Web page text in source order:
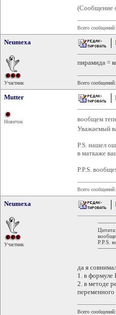
(Сообщение
Всего сообщений:
Neumexa
Участник
пирамида =
Всего сообщений:
Mutter
Новичок
вообщем
Уважаемый
P.S. нашел
в маткаже
P.P.S.
Всего сообщений:
Neumexa
Участник
P.P.S.
да я
1. в формуле
2. в методе
переменного
Всего сообщений: